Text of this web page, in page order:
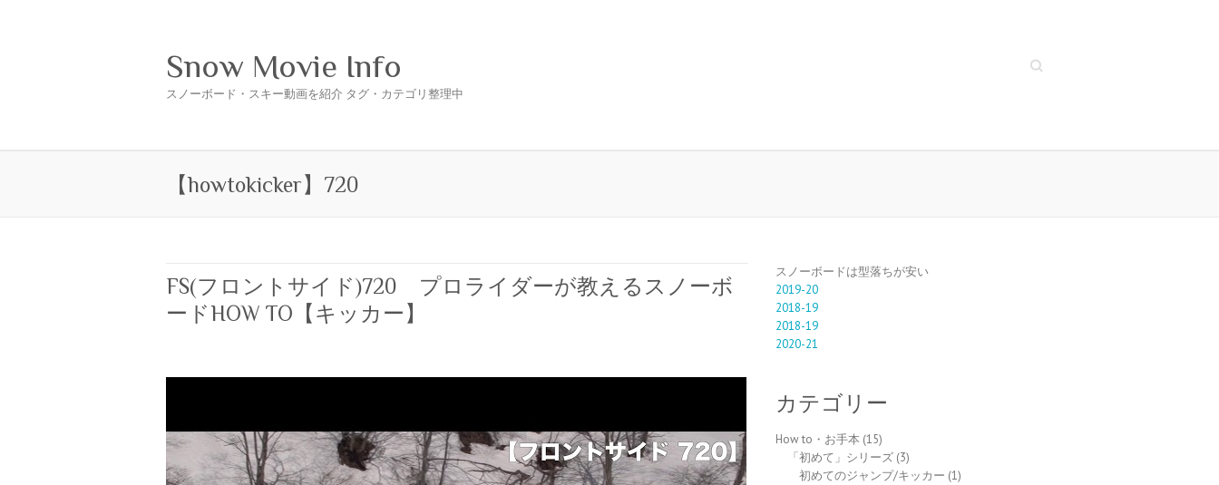
Search
Snow Movie Info
スノーボード・スキー動画を紹介 タグ・カテゴリ整理中
【howtokicker】720
FS(フロントサイド)720 プロライダーが教えるスノーボ
ードHOW TO【キッカー】
スノーボードは型落ちが安い
2019-20
2018-19
2018-19
2020-21
カテゴリー
How to・お手本 (15)
「初めて」シリーズ (3)
初めてのジャンプ/キッカー (1)